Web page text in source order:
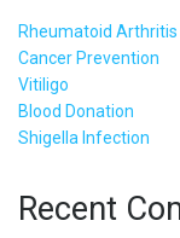
Rheumatoid Arthritis
Cancer Prevention
Vitiligo
Blood Donation
Shigella Infection
Recent